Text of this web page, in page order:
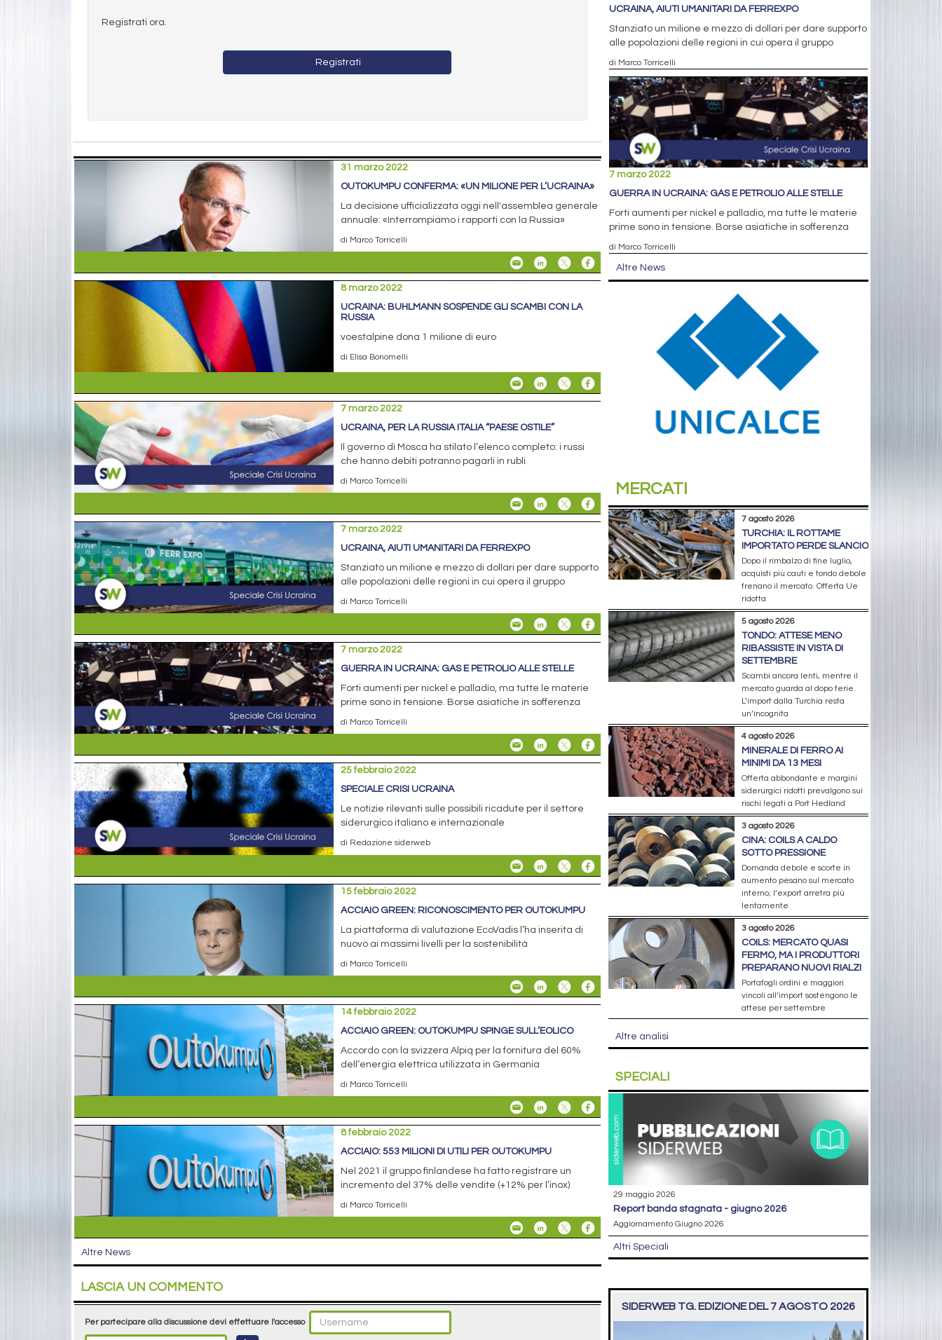
Registrati ora.
Registrati
31 marzo 2022
OUTOKUMPU CONFERMA: «UN MILIONE PER L’UCRAINA»
La decisione ufficializzata oggi nell'assemblea generale
annuale: «Interrompiamo i rapporti con la Russia»
di Marco Torricelli
8 marzo 2022
UCRAINA: BUHLMANN SOSPENDE GLI SCAMBI CON LA
RUSSIA
voestalpine dona 1 milione di euro
di Elisa Bonomelli
7 marzo 2022
UCRAINA, PER LA RUSSIA ITALIA “PAESE OSTILE”
Il governo di Mosca ha stilato l’elenco completo: i russi
che hanno debiti potranno pagarli in rubli
di Marco Torricelli
7 marzo 2022
UCRAINA, AIUTI UMANITARI DA FERREXPO
Stanziato un milione e mezzo di dollari per dare supporto
alle popolazioni delle regioni in cui opera il gruppo
di Marco Torricelli
7 marzo 2022
GUERRA IN UCRAINA: GAS E PETROLIO ALLE STELLE
Forti aumenti per nickel e palladio, ma tutte le materie
prime sono in tensione. Borse asiatiche in sofferenza
di Marco Torricelli
25 febbraio 2022
SPECIALE CRISI UCRAINA
Le notizie rilevanti sulle possibili ricadute per il settore
siderurgico italiano e internazionale
di Redazione siderweb
15 febbraio 2022
ACCIAIO GREEN: RICONOSCIMENTO PER OUTOKUMPU
La piattaforma di valutazione EcoVadis l’ha inserita di
nuovo ai massimi livelli per la sostenibilità
di Marco Torricelli
14 febbraio 2022
ACCIAIO GREEN: OUTOKUMPU SPINGE SULL’EOLICO
Accordo con la svizzera Alpiq per la fornitura del 60%
dell’energia elettrica utilizzata in Germania
di Marco Torricelli
8 febbraio 2022
ACCIAIO: 553 MILIONI DI UTILI PER OUTOKUMPU
Nel 2021 il gruppo finlandese ha fatto registrare un
incremento del 37% delle vendite (+12% per l’inox)
di Marco Torricelli
Altre News
LASCIA UN COMMENTO
Per partecipare alla discussione devi effettuare l'accesso
UCRAINA, AIUTI UMANITARI DA FERREXPO
Stanziato un milione e mezzo di dollari per dare supporto
alle popolazioni delle regioni in cui opera il gruppo
di Marco Torricelli
7 marzo 2022
GUERRA IN UCRAINA: GAS E PETROLIO ALLE STELLE
Forti aumenti per nickel e palladio, ma tutte le materie
prime sono in tensione. Borse asiatiche in sofferenza
di Marco Torricelli
Altre News
MERCATI
7 agosto 2026
TURCHIA: IL ROTTAME
IMPORTATO PERDE SLANCIO
Dopo il rimbalzo di fine luglio,
acquisti più cauti e tondo debole
frenano il mercato. Offerta Ue
ridotta
5 agosto 2026
TONDO: ATTESE MENO
RIBASSISTE IN VISTA DI
SETTEMBRE
Scambi ancora lenti, mentre il
mercato guarda al dopo ferie.
L’import dalla Turchia resta
un’incognita
4 agosto 2026
MINERALE DI FERRO AI
MINIMI DA 13 MESI
Offerta abbondante e margini
siderurgici ridotti prevalgono sui
rischi legati a Port Hedland
3 agosto 2026
CINA: COILS A CALDO
SOTTO PRESSIONE
Domanda debole e scorte in
aumento pesano sul mercato
interno; l’export arretra più
lentamente
3 agosto 2026
COILS: MERCATO QUASI
FERMO, MA I PRODUTTORI
PREPARANO NUOVI RIALZI
Portafogli ordini e maggiori
vincoli all’import sostengono le
attese per settembre
Altre analisi
SPECIALI
29 maggio 2026
report banda stagnata - giugno 2026
Aggiornamento Giugno 2026
Altri Speciali
SIDERWEB TG. EDIZIONE DEL 7 AGOSTO 2026